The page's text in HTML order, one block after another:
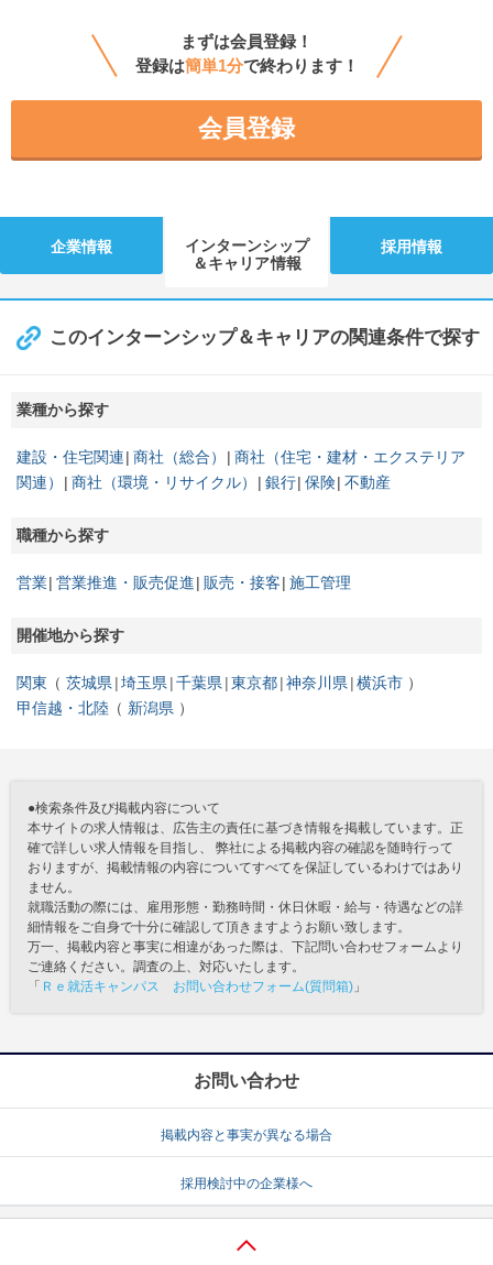
まずは会員登録！
登録は簡単1分で終わります！
会員登録
企業情報
インターンシップ
＆キャリア情報
採用情報
このインターンシップ＆キャリアの関連条件で探す
業種から探す
建設・住宅関連 商社（総合）
商社（住宅・建材・エクステリア
関連）
商社（環境・リサイクル） 銀行 保険 不動産
職種から探す
営業 営業推進・販売促進 販売・接客 施工管理
開催地から探す
関東 茨城県 埼玉県 千葉県 東京都 神奈川県 横浜市
甲信越・北陸
新潟県
●検索条件及び掲載内容について
本サイトの求人情報は、広告主の責任に基づき情報を掲載しています。正
確で詳しい求人情報を目指し、 弊社による掲載内容の確認を随時行って
おりますが、掲載情報の内容についてすべてを保証しているわけではあり
ません。
就職活動の際には、雇用形態・勤務時間・休日休暇・給与・待遇などの詳
細情報をご自身で十分に確認して頂きますようお願い致します。
万一、掲載内容と事実に相違があった際は、下記問い合わせフォームより
ご連絡ください。調査の上、対応いたします。
「 Ｒｅ就活キャンパス お問い合わせフォーム(質問箱) 」
お問い合わせ
掲載内容と事実が異なる場合
採用検討中の企業様へ